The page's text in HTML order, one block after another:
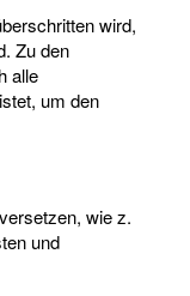
wird,
Zu den
alle
um den
wie z.
und